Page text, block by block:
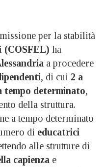
per la stabilità
(COSFEL) ha
a procedere
, di cui 2 a
tempo determinato,
della struttura.
a tempo determinato
di educatrici
alle strutture di
capienza e